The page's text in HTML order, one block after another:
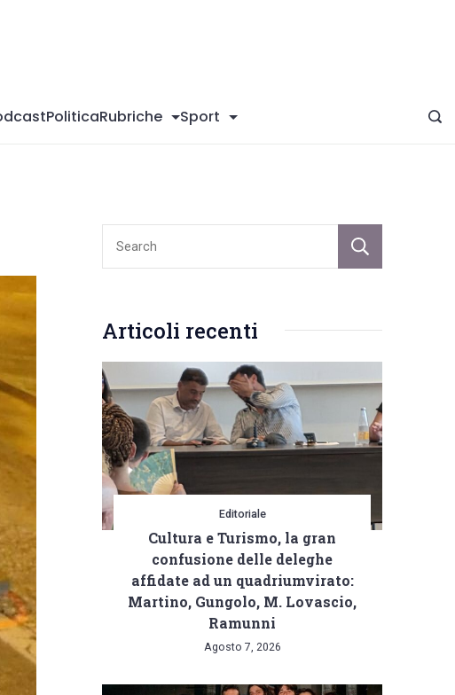
PoliticaRubriche Sport
Articoli recenti
Editoriale
Cultura e Turismo, la gran
confusione delle deleghe
affidate ad un quadriumvirato:
Martino, Gungolo, M. Lovascio,
Ramunni
Agosto 7, 2026